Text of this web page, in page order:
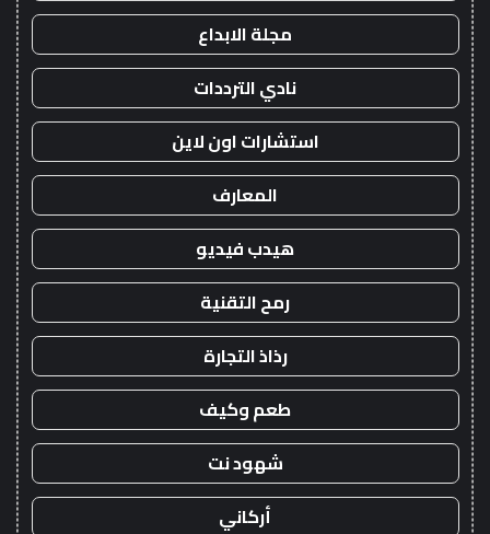
مجلة الابداع
نادي الترددات
استشارات اون لاين
المعارف
هيدب فيديو
رمح التقنية
رذاذ التجارة
طعم وكيف
شهود نت
أركاني